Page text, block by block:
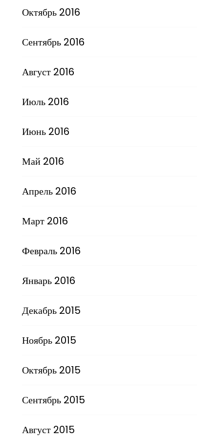
Октябрь 2016
Сентябрь 2016
Август 2016
Июль 2016
Июнь 2016
Май 2016
Апрель 2016
Март 2016
Февраль 2016
Январь 2016
Декабрь 2015
Ноябрь 2015
Октябрь 2015
Сентябрь 2015
Август 2015